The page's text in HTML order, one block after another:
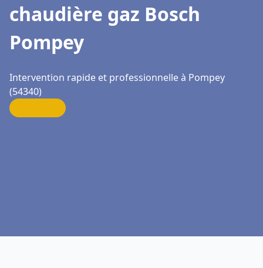
chaudière gaz Bosch
Pompey
Intervention rapide et professionnelle à Pompey
(54340)